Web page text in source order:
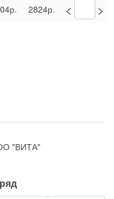
2824р. < >
"ВИТА"